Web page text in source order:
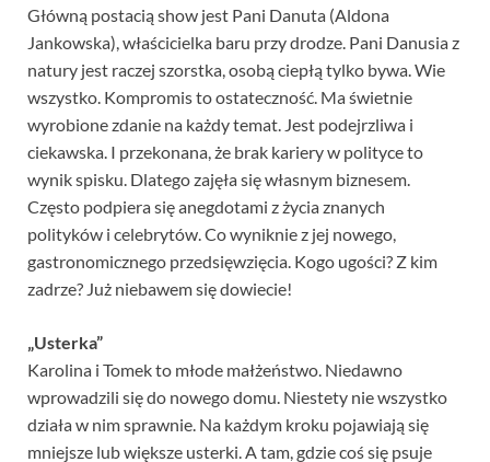
Główną postacią show jest Pani Danuta (Aldona
Jankowska), właścicielka baru przy drodze. Pani Danusia z
natury jest raczej szorstka, osobą ciepłą tylko bywa. Wie
wszystko. Kompromis to ostateczność. Ma świetnie
wyrobione zdanie na każdy temat. Jest podejrzliwa i
ciekawska. I przekonana, że brak kariery w polityce to
wynik spisku. Dlatego zajęła się własnym biznesem.
Często podpiera się anegdotami z życia znanych
polityków i celebrytów. Co wyniknie z jej nowego,
gastronomicznego przedsięwzięcia. Kogo ugości? Z kim
zadrze? Już niebawem się dowiecie!
„Usterka”
Karolina i Tomek to młode małżeństwo. Niedawno
wprowadzili się do nowego domu. Niestety nie wszystko
działa w nim sprawnie. Na każdym kroku pojawiają się
mniejsze lub większe usterki. A tam, gdzie coś się psuje